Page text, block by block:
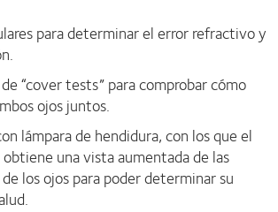
para determinar el error refractivo y
“cover tests” para comprobar cómo
ojos juntos.
lámpara de hendidura, con los que el
una vista aumentada de las
los ojos para poder determinar su